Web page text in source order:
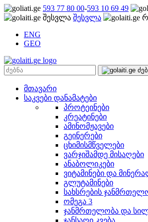
593 77 80 00-593 10 69 49
შესვლა
ENG
GEO
მთავარი
საკვები დანამატები
პროტეინები
კრეატინები
ამინომჟავები
გეინერები
ცხიმისმწველები
ვარჯიშამდე მისაღები
ანაბოლიკები
ვიტამინები და
გლუტამინები
სახსრების
ომეგა 3
ჯანმრთელობა და
ჯანსაღი კვება